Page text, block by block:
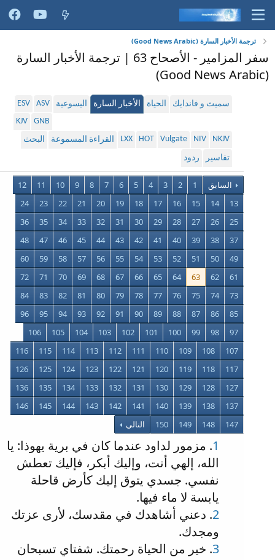
ترجمة الأخبار السارة (Good News Arabic)
سفر المزامير - الأصحاح 63 | ترجمة الأخبار السارة
(Good News Arabic)
سميث و فاندايك الحياة الأخبار السارة اليسوعية ASV
ESV
GNB
KJV
NKJV
NIV
Vulgate
HOT
LXX القراءة المسموعة
البحث
تفاسير
ردود
السابق 1
2
3
4
5
6
7
8
9
10
11
12
13
14
15
16
17
18
19
20
21
22
23
24
25
26
27
28
29
30
31
32
33
34
35
36
37
38
39
40
41
42
43
44
45
46
47
48
49
50
51
52
53
54
55
56
57
58
59
60
61
62
63
64
65
66
67
68
69
70
71
72
73
74
75
76
77
78
79
80
81
82
83
84
85
86
87
88
89
90
91
92
93
94
95
96
97
98
99
100
101
102
103
104
105
106
107
108
109
110
111
112
113
114
115
116
117
118
119
120
121
122
123
124
125
126
127
128
129
130
131
132
133
134
135
136
137
138
139
140
141
142
143
144
145
146
147
148
149
150 التالي
1. مزمور لداود عندما كان في برية يهوذا: يا
الله، إلهي أنت، وإليك أبكر، فإليك تعطش
نفسي. جسدي يتوق إليك كأرض قاحلة
يابسة لا ماء فيها.
2. دعني أشاهدك في مقدسك، لأرى عزتك
ومجدك.
3. خير من الحياة رحمتك. شفتاي تسبحان